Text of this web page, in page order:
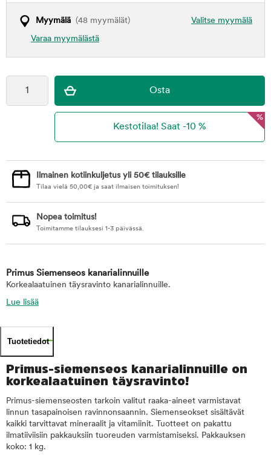
Valitse myymälä
Myymälä (48 myymälät)
Varaa myymälästä
%
Ilmainen kotiinkuljetus yli 50€ tilauksille
Tilaa vielä 50,00€ ja saat ilmaisen toimituksen!
Nopea toimitus!
Toimitamme tilauksesi 1-3 päivässä.
Primus Siemenseos kanarialinnuille
Korkealaatuinen täysravinto kanarialinnuille.
Lue lisää
Tuotetiedot
Primus-siemenseos kanarialinnuille on
korkealaatuinen täysravinto!
Primus-siemenseosten tarkoin valitut raaka-aineet varmistavat
linnun tasapainoisen ravinnonsaannin. Siemenseokset sisältävät
kaikki tarvittavat mineraalit ja vitamiinit. Tuotteet on pakattu
ilmatiiviisiin pakkauksiin tuoreuden varmistamiseksi. Pakkauksen
koko: 1 kg.